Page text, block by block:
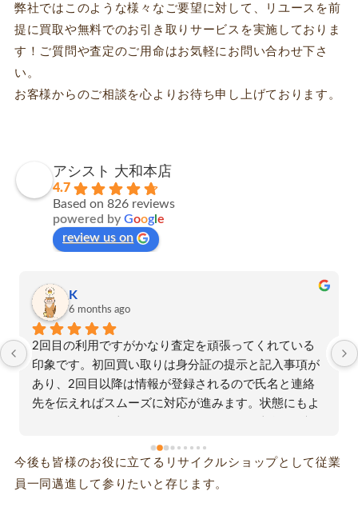
弊社ではこのような様々なご要望に対して、リユースを前
提に買取や無料でのお引き取りサービスを実施しておりま
す！ご質問や査定のご用命はお気軽にお問い合わせ下さ
い。
お客様からのご相談を心よりお待ち申し上げております。
アシスト 大和本店
4.7
Based on 826 reviews
powered by Goog e
review us on
K
6 months ago
2回目の利用ですがかなり査定を頑張ってくれている
印象です。初回買い取りは身分証の提示と記入事項が
あり、2回目以降は情報が登録されるので氏名と連絡
先を伝えればスムーズに対応が進みます。状態にもよ
料を考えてみて利益率が微妙だなと思ったらまたアシ
ストさんにお願いしようと思います。受付の方も従業
今後も皆様のお役に立てるリサイクルショップとして従業
員一同邁進して参りたいと存じます。